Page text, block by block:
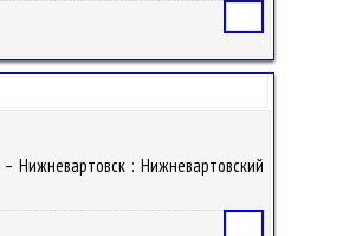
Нижневартовск : Нижневартовский